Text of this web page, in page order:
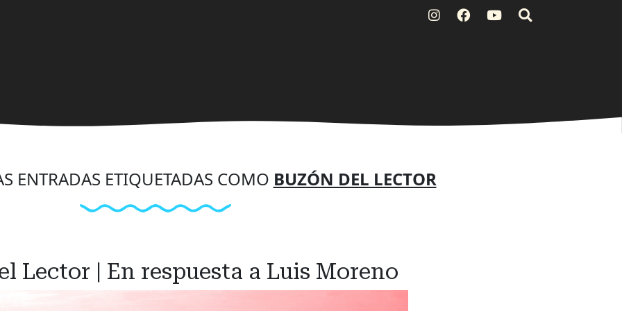
ENTRADAS ETIQUETADAS COMO BUZÓN DEL LECTOR
Lector | En respuesta a Luis Moreno